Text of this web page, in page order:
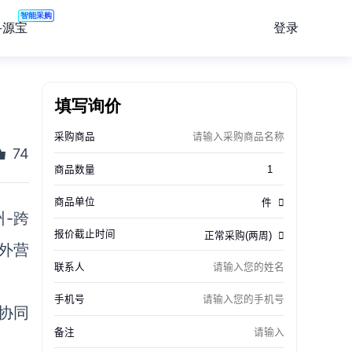
宝
智能采购
登录
74
-跨
营
同
填写询价